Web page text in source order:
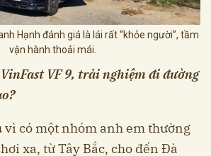
Hạnh đánh giá là lái rất “khỏe người”, tầm
vận hành thoải mái.
VF 9, trải nghiệm đi đường
có một nhóm anh em thường
xa, từ Tây Bắc, cho đến Đà